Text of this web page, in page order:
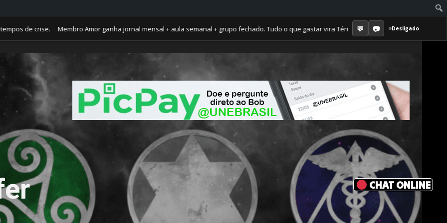
Membro Amor ganha jornal mensal + aula semanal + grupo fechado. Tudo o que gastar vira Téritos que valem suprimentos em
Desligado
CHAT ONLINE